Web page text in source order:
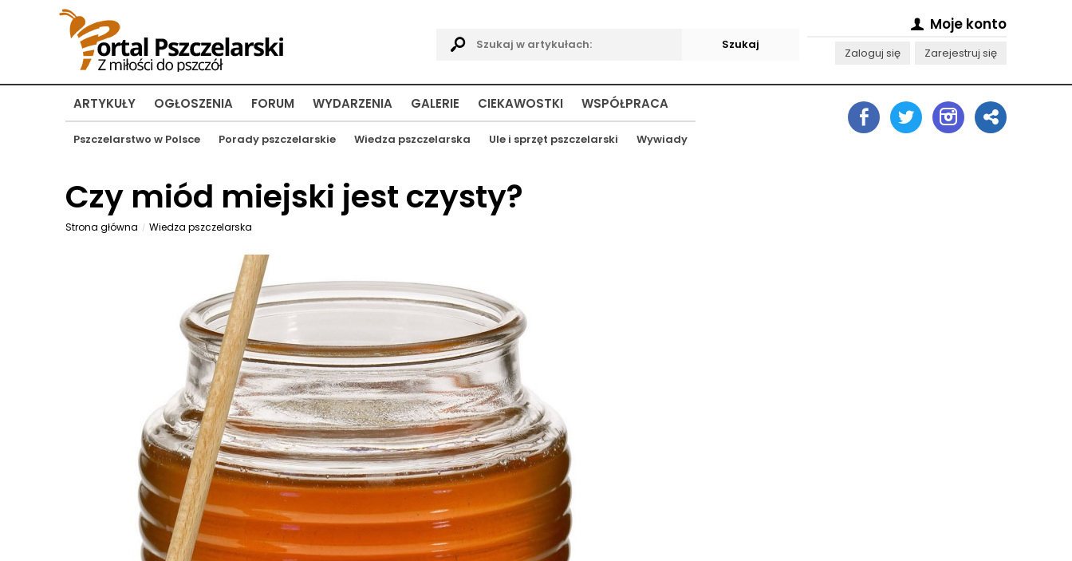
Moje konto
Zaloguj się Zarejestruj się
ARTYKUŁY
Pszczelarstwo w Polsce Porady pszczelarskie Wiedza pszczelarska Ule i sprzęt pszczelarski Wywiady
OGŁOSZENIA FORUM WYDARZENIA GALERIE CIEKAWOSTKI WSPÓŁPRACA
Czy miód miejski jest czysty?
Strona główna Wiedza pszczelarska